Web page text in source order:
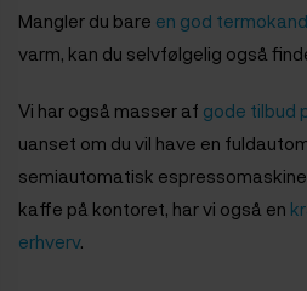
Mangler du bare en god
varm, kan du selvfølgelig også
Vi har også masser af gode tilbud
uanset om du vil have en
semiautomatisk
kaffe på kontoret, har vi også en
erhverv.